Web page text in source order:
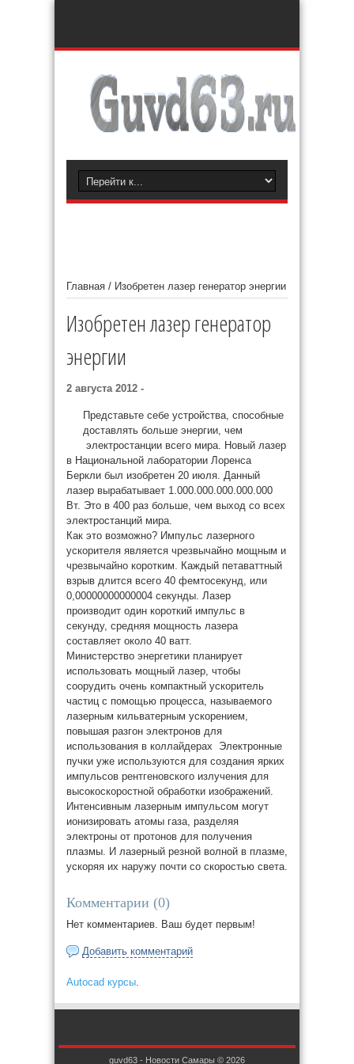
Главная / Изобретен лазер генератор энергии
Изобретен лазер генератор
энергии
2 августа 2012 -
Представьте себе устройства, способные
доставлять больше энергии, чем
электростанции всего мира. Новый лазер
в Национальной лаборатории Лоренса
Беркли был изобретен 20 июля. Данный
лазер вырабатывает 1.000.000.000.000.000
Вт. Это в 400 раз больше, чем выход со всех
электростанций мира.
Как это возможно? Импульс лазерного
ускорителя является чрезвычайно мощным и
чрезвычайно коротким. Каждый петаваттный
взрыв длится всего 40 фемтосекунд, или
0,00000000000004 секунды. Лазер
производит один короткий импульс в
секунду, средняя мощность лазера
составляет около 40 ватт.
Министерство энергетики планирует
использовать мощный лазер, чтобы
соорудить очень компактный ускоритель
частиц с помощью процесса, называемого
лазерным кильватерным ускорением,
повышая разгон электронов для
использования в коллайдерах Электронные
пучки уже используются для создания ярких
импульсов рентгеновского излучения для
высокоскоростной обработки изображений.
Интенсивным лазерным импульсом могут
ионизировать атомы газа, разделяя
электроны от протонов для получения
плазмы. И лазерный резной волной в плазме,
ускоряя их наружу почти со скоростью света.
Комментарии (0)
Нет комментариев. Ваш будет первым!
Добавить комментарий
Autocad курсы.
guvd63 - Новости Самары © 2026